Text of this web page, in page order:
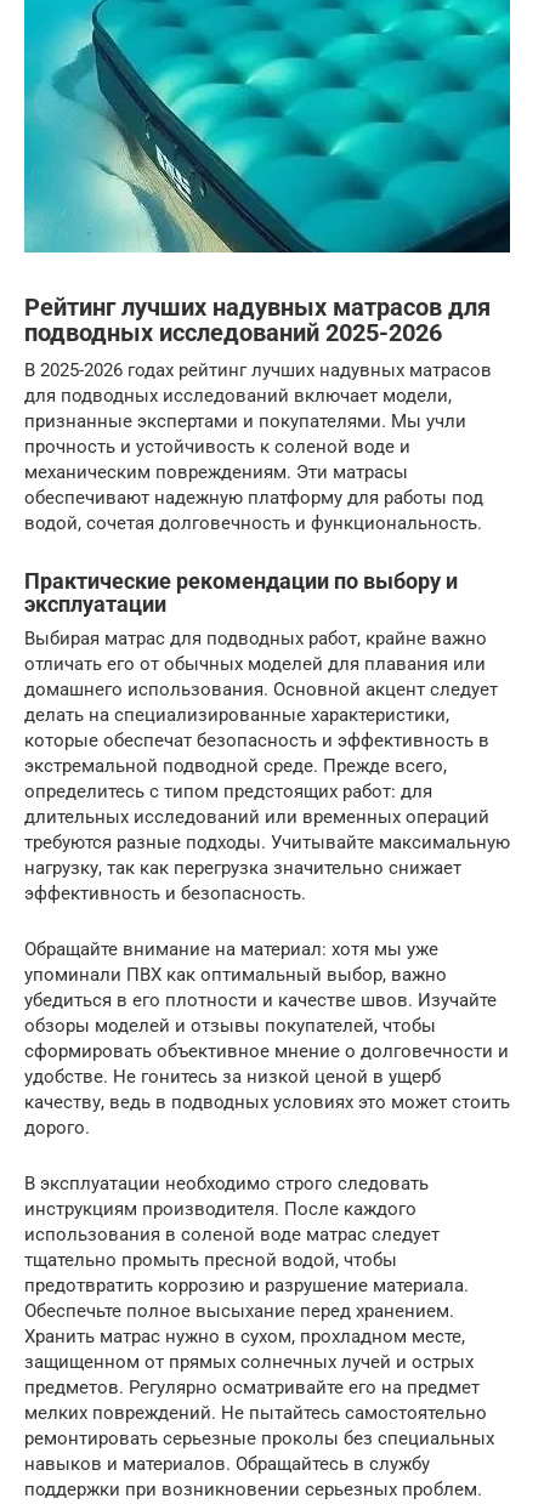
Рейтинг лучших надувных матрасов для
подводных исследований 2025-2026
В 2025-2026 годах рейтинг лучших надувных матрасов
для подводных исследований включает модели,
признанные экспертами и покупателями. Мы учли
прочность и устойчивость к соленой воде и
механическим повреждениям. Эти матрасы
обеспечивают надежную платформу для работы под
водой, сочетая долговечность и функциональность.
Практические рекомендации по выбору и
эксплуатации
Выбирая матрас для подводных работ, крайне важно
отличать его от обычных моделей для плавания или
домашнего использования. Основной акцент следует
делать на специализированные характеристики,
которые обеспечат безопасность и эффективность в
экстремальной подводной среде. Прежде всего,
определитесь с типом предстоящих работ: для
длительных исследований или временных операций
требуются разные подходы. Учитывайте максимальную
нагрузку, так как перегрузка значительно снижает
эффективность и безопасность.
Обращайте внимание на материал: хотя мы уже
упоминали ПВХ как оптимальный выбор, важно
убедиться в его плотности и качестве швов. Изучайте
обзоры моделей и отзывы покупателей, чтобы
сформировать объективное мнение о долговечности и
удобстве. Не гонитесь за низкой ценой в ущерб
качеству, ведь в подводных условиях это может стоить
дорого.
В эксплуатации необходимо строго следовать
инструкциям производителя. После каждого
использования в соленой воде матрас следует
тщательно промыть пресной водой, чтобы
предотвратить коррозию и разрушение материала.
Обеспечьте полное высыхание перед хранением.
Хранить матрас нужно в сухом, прохладном месте,
защищенном от прямых солнечных лучей и острых
предметов. Регулярно осматривайте его на предмет
мелких повреждений. Не пытайтесь самостоятельно
ремонтировать серьезные проколы без специальных
навыков и материалов. Обращайтесь в службу
поддержки при возникновении серьезных проблем.